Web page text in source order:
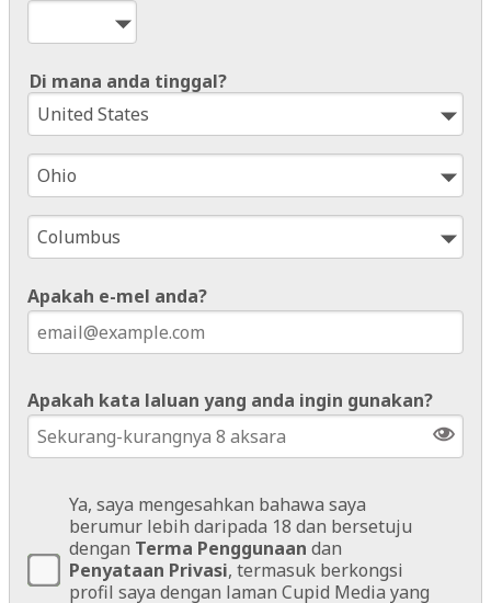
Di mana anda tinggal?
Apakah e-mel anda?
Apakah kata laluan yang anda ingin gunakan?
Ya, saya mengesahkan bahawa saya
berumur lebih daripada 18 dan bersetuju
dengan Terma Penggunaan dan
Penyataan Privasi, termasuk berkongsi
profil saya dengan laman Cupid Media yang